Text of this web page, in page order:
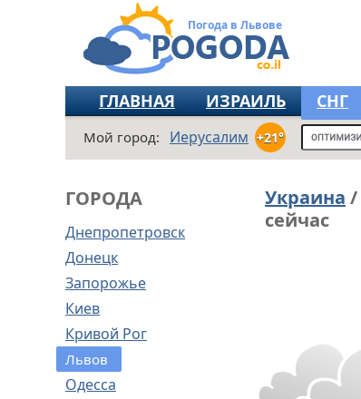
Погода в Львове
ГЛАВНАЯ ИЗРАИЛЬ СНГ
Мой город: Иерусалим +21°
ГОРОДА
Днепропетровск
Донецк
Запорожье
Киев
Кривой Рог
Львов
Одесса
Украина /
сейчас